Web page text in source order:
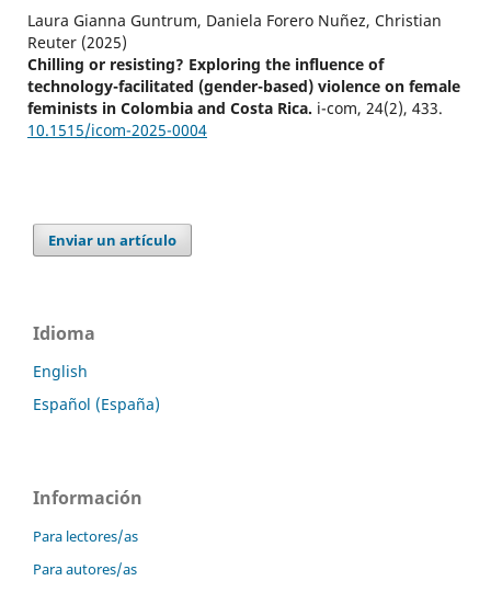
Laura Gianna Guntrum, Daniela Forero Nuñez, Christian
Reuter (2025)
Chilling or resisting? Exploring the influence of
technology-facilitated (gender-based) violence on female
feminists in Colombia and Costa Rica. i-com, 24(2), 433.
10.1515/icom-2025-0004
Enviar un artículo
Idioma
English
Español (España)
Información
Para lectores/as
Para autores/as